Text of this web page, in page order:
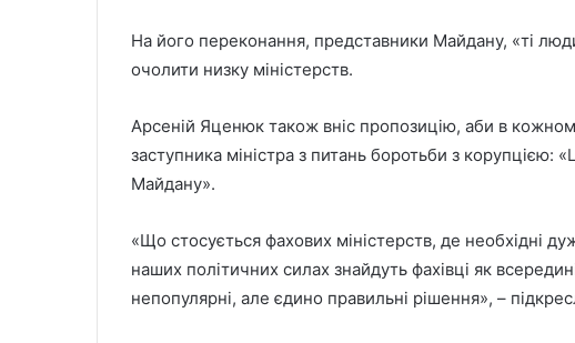
На його переконання, представники Майдану, «ті
очолити низку міністерств.
Арсеній Яценюк також вніс пропозицію, аби в
заступника міністра з питань боротьби з корупцією:
Майдану».
«Що стосується фахових міністерств, де необхідні
наших політичних силах знайдуть фахівці як
непопулярні, але єдино правильні рішення», –